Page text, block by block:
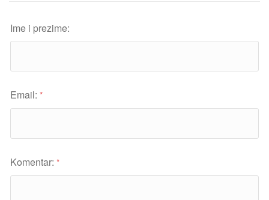
Ime i prezime:
Email: *
Komentar: *